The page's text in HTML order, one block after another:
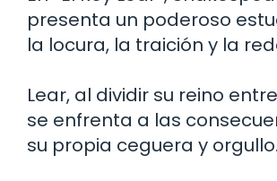
presenta un poderoso
la locura, la traición y la
Lear, al dividir su reino
se enfrenta a las
su propia ceguera y orgullo.